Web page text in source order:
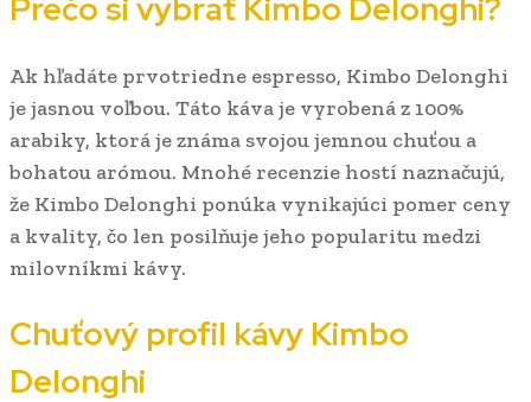
Prečo si vybrať Kimbo Delonghi?
Ak hľadáte prvotriedne espresso, Kimbo Delonghi
je jasnou voľbou. Táto káva je vyrobená z 100%
arabiky, ktorá je známa svojou jemnou chuťou a
bohatou arómou. Mnohé recenzie hostí naznačujú,
že Kimbo Delonghi ponúka vynikajúci pomer ceny
a kvality, čo len posilňuje jeho popularitu medzi
milovníkmi kávy.
Chuťový profil kávy Kimbo
Delonghi